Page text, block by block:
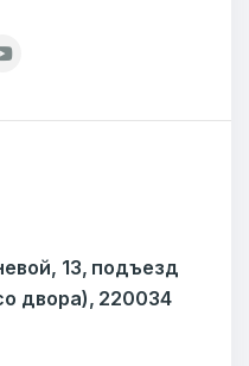
13, подъезд
двора), 220034